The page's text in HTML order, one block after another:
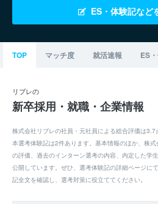
ES・体験記など
TOP マッチ度 就活速報 ES
リブレの
新卒採用・就職・企業情報
株式会社リブレの社員・元社員による総合評価は
本選考体験記は2件あります。基本情報のほか、株
の評価、過去のインターン選考の内容、内定した学
公開しています。ぜひ、選考体験記の詳細ページに
記全文を確認し、選考対策に役立ててください。